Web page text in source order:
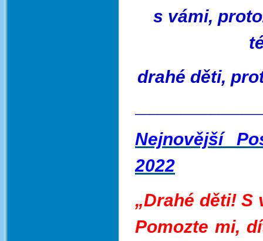
s vámi,
drahé děti,
Nejnovější
2022
„Drahé děti! S
Pomozte mi,